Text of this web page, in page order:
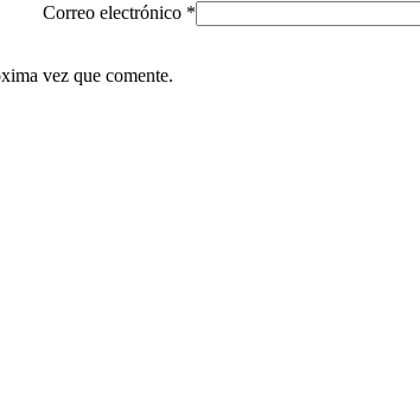
Correo electrónico *
vez que comente.